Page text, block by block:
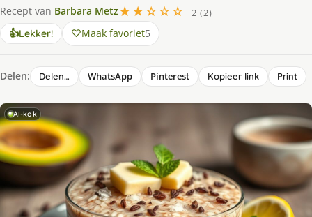
Recept van Barbara Metz★★☆☆☆
2 (2)
👍Lekker! Maak favoriet5
Delen: Delen… WhatsApp Pinterest Kopieer link Print
AI-kok